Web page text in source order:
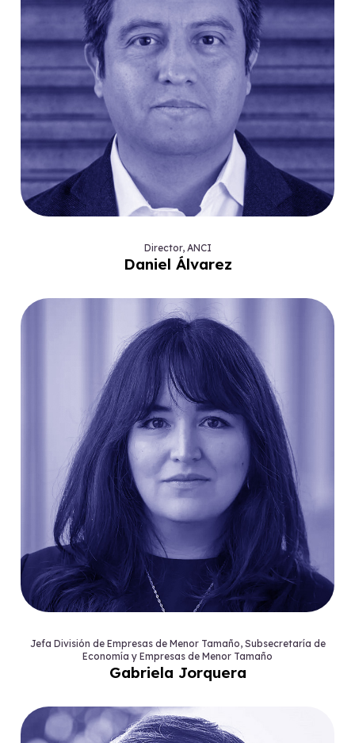
Director, ANCI
Daniel Álvarez
Jefa División de Empresas de Menor Tamaño, Subsecretaría de
Economía y Empresas de Menor Tamaño
Gabriela Jorquera